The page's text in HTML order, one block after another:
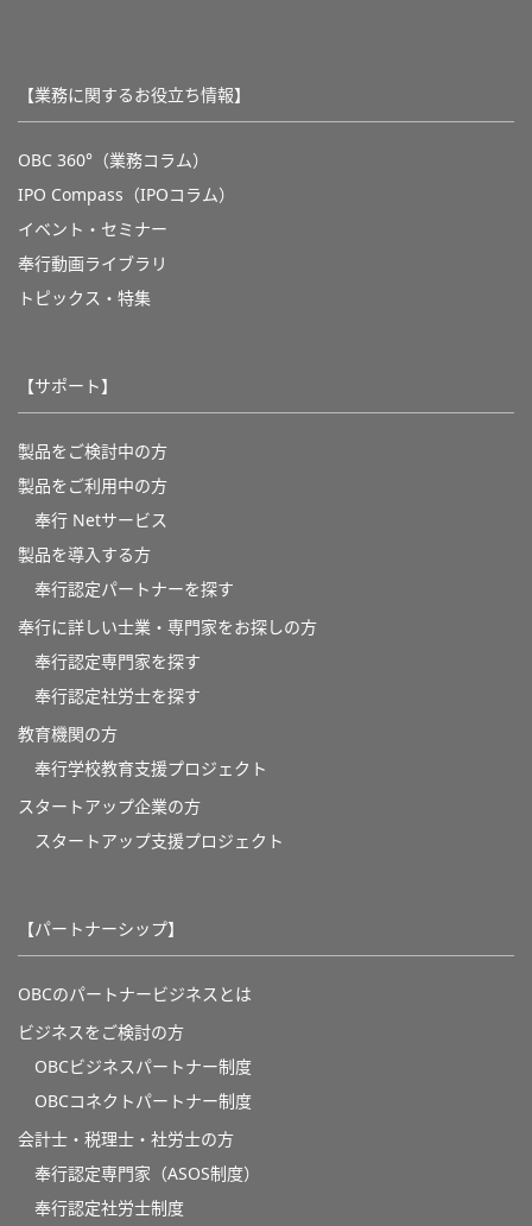
【業務に関するお役立ち情報】
OBC 360°（業務コラム）
IPO Compass（IPOコラム）
イベント・セミナー
奉行動画ライブラリ
トピックス・特集
【サポート】
製品をご検討中の方
製品をご利用中の方
奉行 Netサービス
製品を導入する方
奉行認定パートナーを探す
奉行に詳しい士業・専門家をお探しの方
奉行認定専門家を探す
奉行認定社労士を探す
教育機関の方
奉⾏学校教育⽀援プロジェクト
スタートアップ企業の方
スタートアップ支援プロジェクト
【パートナーシップ】
OBCのパートナービジネスとは
ビジネスをご検討の方
OBCビジネスパートナー制度
OBCコネクトパートナー制度
会計士・税理士・社労士の方
奉行認定専門家（ASOS制度）
奉行認定社労士制度